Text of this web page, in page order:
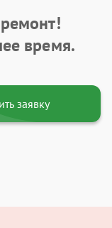
время.
заявку